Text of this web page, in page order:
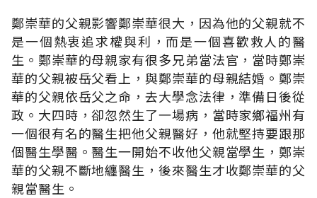
鄭崇華的父親影響鄭崇華很大，因為他的父親就不
是一個熱衷追求權與利，而是一個喜歡救人的醫
生。鄭崇華的母親家有很多兄弟當法官，當時鄭崇
華的父親被岳父看上，與鄭崇華的母親結婚。鄭崇
華的父親依岳父之命，去大學念法律，準備日後從
政。大四時，卻忽然生了一場病，當時家鄉福州有
一個很有名的醫生把他父親醫好，他就堅持要跟那
個醫生學醫。醫生一開始不收他父親當學生，鄭崇
華的父親不斷地纏醫生，後來醫生才收鄭崇華的父
親當醫生。